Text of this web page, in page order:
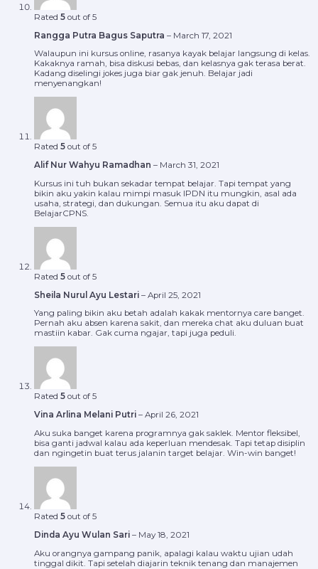
Rated 5 out of 5
Rangga Putra Bagus Saputra – March 17, 2021
Walaupun ini kursus online, rasanya kayak belajar langsung di kelas.
Kakaknya ramah, bisa diskusi bebas, dan kelasnya gak terasa berat.
Kadang diselingi jokes juga biar gak jenuh. Belajar jadi
menyenangkan!
Rated 5 out of 5
Alif Nur Wahyu Ramadhan – March 31, 2021
Kursus ini tuh bukan sekadar tempat belajar. Tapi tempat yang
bikin aku yakin kalau mimpi masuk IPDN itu mungkin, asal ada
usaha, strategi, dan dukungan. Semua itu aku dapat di
BelajarCPNS.
Rated 5 out of 5
Sheila Nurul Ayu Lestari – April 25, 2021
Yang paling bikin aku betah adalah kakak mentornya care banget.
Pernah aku absen karena sakit, dan mereka chat aku duluan buat
mastiin kabar. Gak cuma ngajar, tapi juga peduli.
Rated 5 out of 5
Vina Arlina Melani Putri – April 26, 2021
Aku suka banget karena programnya gak saklek. Mentor fleksibel,
bisa ganti jadwal kalau ada keperluan mendesak. Tapi tetap disiplin
dan ngingetin buat terus jalanin target belajar. Win-win banget!
Rated 5 out of 5
Dinda Ayu Wulan Sari – May 18, 2021
Aku orangnya gampang panik, apalagi kalau waktu ujian udah
tinggal dikit. Tapi setelah diajarin teknik tenang dan manajemen